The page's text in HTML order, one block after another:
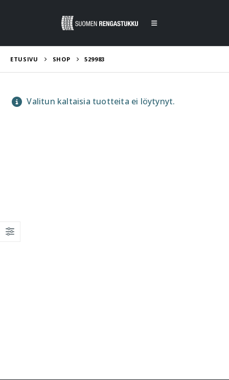
ETUSIVU SHOP 529983
Valitun kaltaisia tuotteita ei löytynyt.